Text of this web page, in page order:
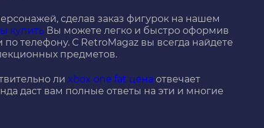
сделав заказ фигурок на нашем
купить Вы можете легко и быстро оформив
телефону. С RetroMagaz вы всегда найдете
предметов.
ли xbox one fat цена отвечает
даст вам полные ответы на эти и многие